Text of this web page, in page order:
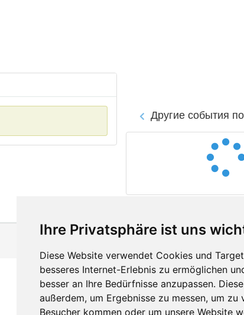
Ihre Privatsphäre ist uns
Diese Website verwendet Cookies und
besseres Internet-Erlebnis zu ermöglichen
besser an Ihre Bedürfnisse anzupassen.
außerdem, um Ergebnisse zu messen, um zu
Besucher kommen oder um unsere Website
Другие события
Контакты
Оставить отзыв
Сообщить об ошибке
Facebook
Twitter
YouTube